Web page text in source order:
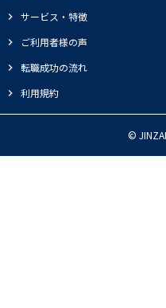
サービス・特徴
ご利用者様の声
転職成功の流れ
利用規約
©